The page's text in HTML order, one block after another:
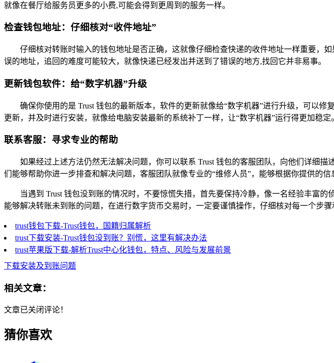
就像在餐厅给服务员更多的小费,可能会得到更周到的服务一样。
检查钱包地址：仔细核对“收件地址”
仔细核对转账时输入的钱包地址是否正确，这就像仔细检查快递的收件地址一样重要，
误的地址，追回的难度可能较大，就像快递已经发出并送到了错误的地方,找回它并非易事。
更新钱包软件：给“数字机器”升级
确保你使用的是 Trust 钱包的最新版本，软件的更新就像给“数字机器”进行升级，可以
更新，并及时进行安装，就像给电脑安装最新的系统补丁一样，让“数字机器”运行得更加稳定
联系客服：寻求专业的帮助
如果经过上述方法仍然无法解决问题，你可以联系 Trust 钱包的客服团队，向他们详细
们能够帮助你进一步排查和解决问题，客服团队就像专业的“维修人员”，能够根据你提供的信
当遇到 Trust 钱包没到账的情况时，不要惊慌失措，首先要保持冷静，像一名经验丰富
能够解决转账未到账的问题，在进行数字货币交易时，一定要谨慎操作，仔细核对每一个步
trust钱包下载-Trust钱包，国籍归属解析
trust下载安装-Trust钱包没到账？别慌，这里有解决办法
trust苹果版下载-解析Trust中心化钱包，特点、风险与发展前景
下载安装及到账问题
相关文章：
文章已关闭评论！
猜你喜欢